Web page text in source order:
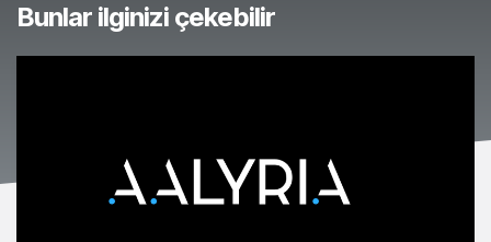
Bunlar ilginizi çekebilir